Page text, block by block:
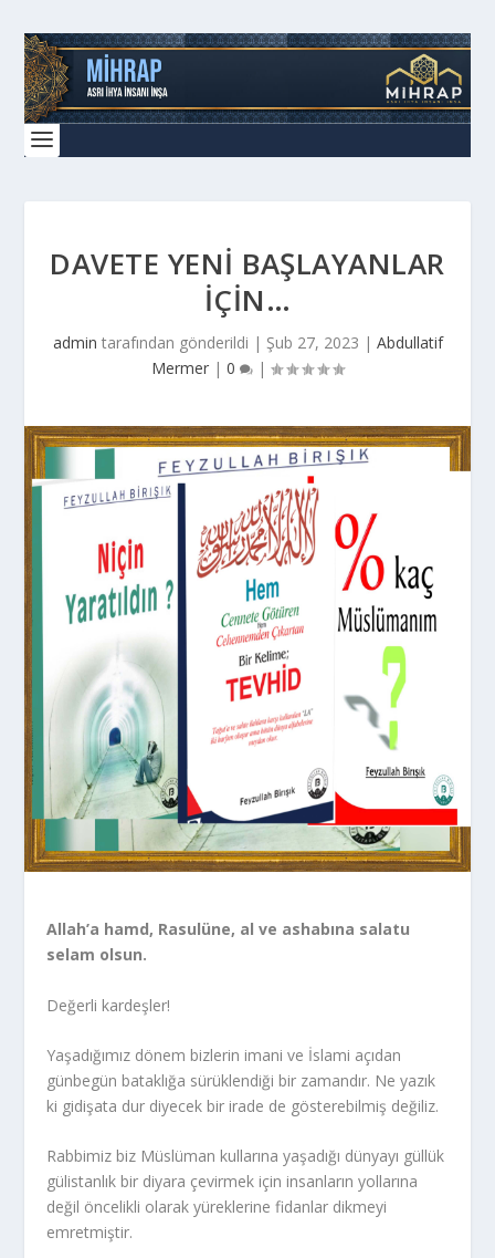
DAVETE YENİ BAŞLAYANLAR
İÇİN…
admin tarafından gönderildi | Şub 27, 2023 | Abdullatif
Mermer | 0 |
Allah’a hamd, Rasulüne, al ve ashabına salatu
selam olsun.
Değerli kardeşler!
Yaşadığımız dönem bizlerin imani ve İslami açıdan
günbegün bataklığa sürüklendiği bir zamandır. Ne yazık
ki gidişata dur diyecek bir irade de gösterebilmiş değiliz.
Rabbimiz biz Müslüman kullarına yaşadığı dünyayı güllük
gülistanlık bir diyara çevirmek için insanların yollarına
değil öncelikli olarak yüreklerine fidanlar dikmeyi
emretmiştir.